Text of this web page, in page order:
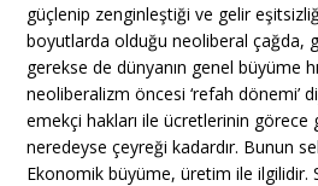
güçlenip zenginleştiği ve gelir
boyutlarda olduğu neoliberal çağda,
gerekse de dünyanın genel büyüme
neoliberalizm öncesi ‘refah dönemi’
emekçi hakları ile ücretlerinin
neredeyse çeyreği kadardır. Bunun
Ekonomik büyüme, üretim ile ilgilidir.